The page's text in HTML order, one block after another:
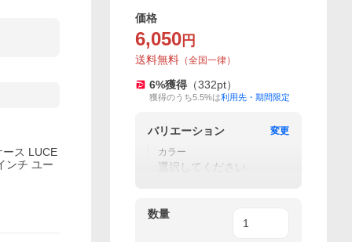
ース LUCE
ンチ ユー
価格
6,050 円
送料無料 （全国一律）
6%獲得 （332pt）
獲得のうち5.5%は利用先・期間限定
バリエーション
変更
カラー
選択してください
数量